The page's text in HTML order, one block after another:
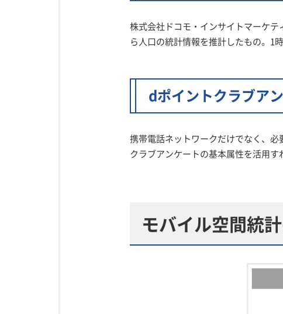
株式会社ドコモ・インサイトマーケテ
ら人口の統計情報を推計したもの。1
dポイントクラブア
携帯電話ネットワークだけでなく、必
クラブアンケートの基本属性を活用す
モバイル空間統